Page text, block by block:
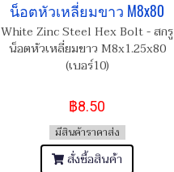
น็อตหัวเหลี่ยมขาว M8x80
White Zinc Steel Hex Bolt - สกรู
น็อตหัวเหลี่ยมขาว M8x1.25x80
(เบอร์10)
฿8.50
มีสินค้าราคาส่ง
สั่งซื้อสินค้า